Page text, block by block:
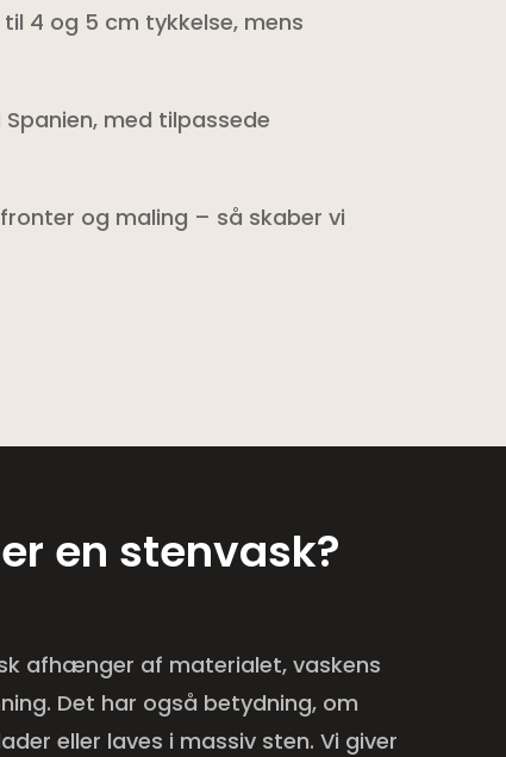
4 og 5 cm tykkelse, mens
med tilpassede
og maling – så skaber vi
en stenvask?
afhænger af materialet, vaskens
Det har også betydning, om
eller laves i massiv sten. Vi giver